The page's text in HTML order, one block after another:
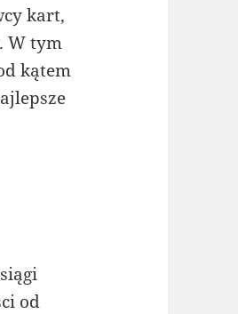
kart,
W tym
kątem
od